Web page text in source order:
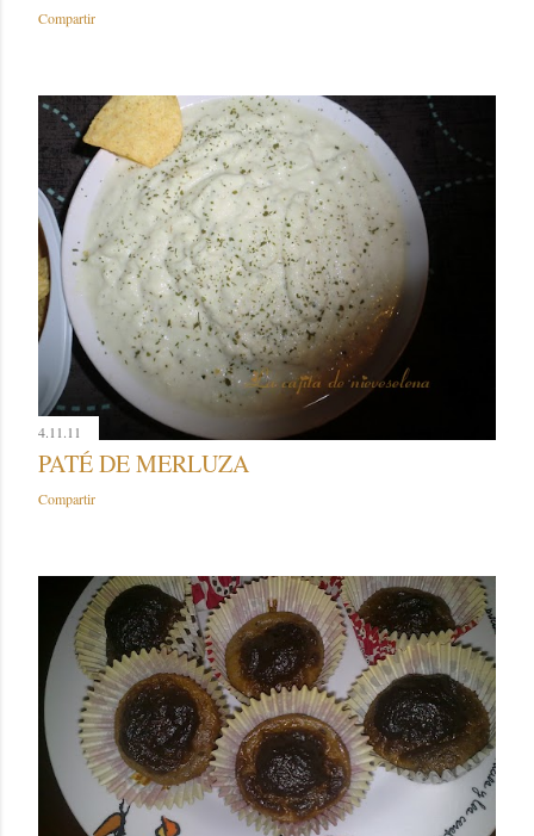
Compartir
4.11.11
PATÉ DE MERLUZA
Compartir